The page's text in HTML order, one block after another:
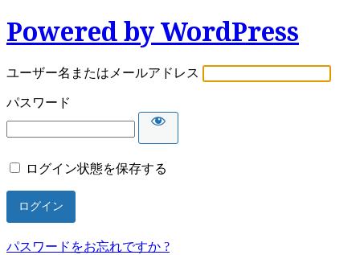
Powered by WordPress
ユーザー名またはメールアドレス
パスワード
ログイン状態を保存する
パスワードをお忘れですか ?